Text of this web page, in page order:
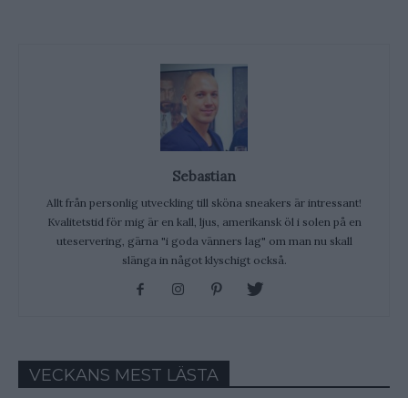
Sebastian
Allt från personlig utveckling till sköna sneakers är intressant!
Kvalitetstid för mig är en kall, ljus, amerikansk öl i solen på en
uteservering, gärna "i goda vänners lag" om man nu skall
slänga in något klyschigt också.
VECKANS MEST LÄSTA